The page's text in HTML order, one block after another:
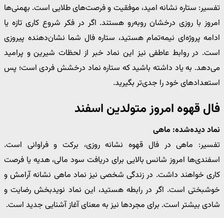
تفسیر: ستاره نشانه امید، موفقیت و فرصت‌های طلایی است. بهمنی‌ها
امروز با روزی درخشان روبه‌رو هستند. اگر در فکر شروع کاری تازه یا
ادامه پروژه‌ای نیمه‌تمام هستید، ستاره فال شما نشان‌دهنده پیروزی
است. در روابط عاطفی نیز این نماد خبر از لحظات شیرین و پرامید
می‌دهد. به یاد داشته باشید که ستاره نماد درخشش فردی است؛ پس
استعدادهای خود را جدی‌تر بگیرید.
فال قهوه امروز متولدین اسفند
نماد دیده‌شده: ماهی
تفسیر: ماهی در فال قهوه نشانه روزی، برکت و فراوانی است.
اسفندی‌ها امروز شانس بالایی برای دریافت سود مالی، هدیه یا فرصت
کاری خواهند داشت. در زندگی شخصی نیز نماد ماهی نشانه آرامش و
خوشبختی است. اگر در رابطه هستید، این نماد نویدبخش رضایت و
شادی بیشتر است. برای مجردها نیز به معنای آغاز آشنایی جدید است.